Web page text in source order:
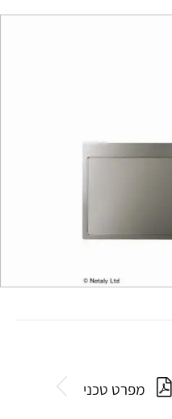
מפרט טכני